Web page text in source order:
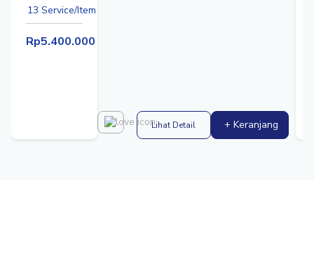
13 Service/Item
Rp5.400.000
Lihat Detail + Keranjang